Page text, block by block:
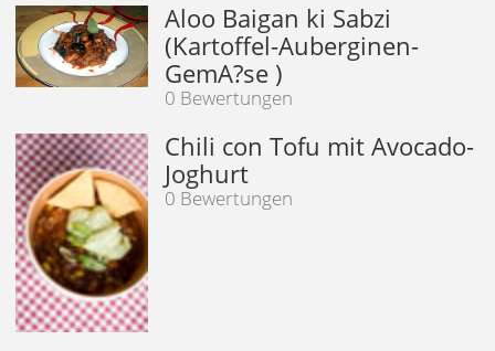
Aloo Baigan ki Sabzi
(Kartoffel-Auberginen-
GemA?se )
0 Bewertungen
Chili con Tofu mit Avocado-
Joghurt
0 Bewertungen